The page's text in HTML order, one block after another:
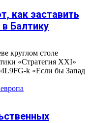
как заставить
Балтику
круглом столе
«Стратегия XXI»
k «Если бы Запад
европа